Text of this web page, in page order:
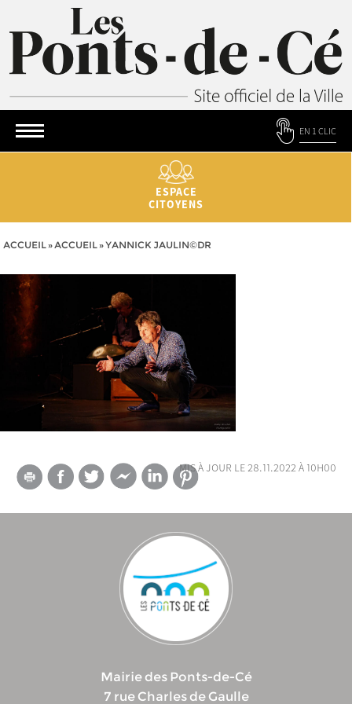
EN 1 CLIC
ESPACE
CITOYENS
ACCUEIL»ACCUEIL»YANNICK JAULIN©DR
mis à jour le 28.11.2022 à 10h00
Mairie des Ponts-de-Cé
7 rue Charles de Gaulle